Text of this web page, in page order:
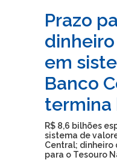
Prazo
em
Banco
termina
R$ 8,6 bilhões
sistema de
Central; dinheiro
para o Tesouro